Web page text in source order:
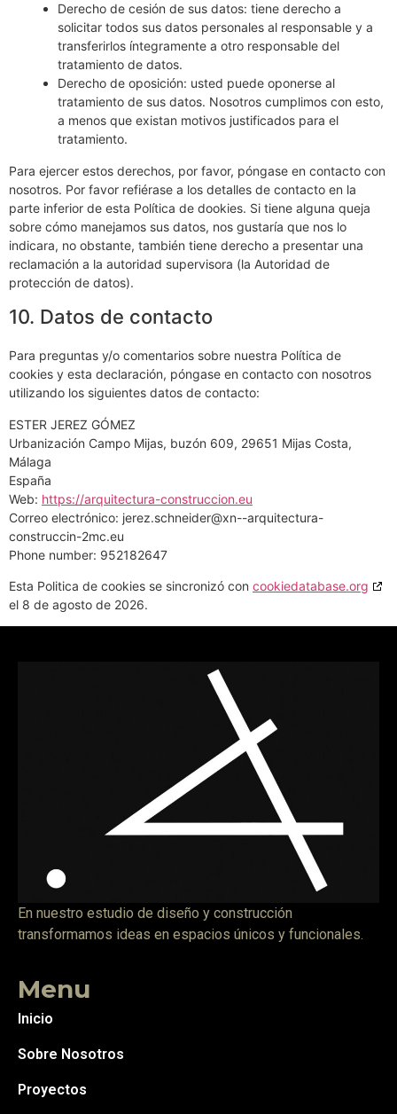
Derecho de cesión de sus datos: tiene derecho a
solicitar todos sus datos personales al responsable y a
transferirlos íntegramente a otro responsable del
tratamiento de datos.
Derecho de oposición: usted puede oponerse al
tratamiento de sus datos. Nosotros cumplimos con esto,
a menos que existan motivos justificados para el
tratamiento.
Para ejercer estos derechos, por favor, póngase en contacto con
nosotros. Por favor refiérase a los detalles de contacto en la
parte inferior de esta Política de dookies. Si tiene alguna queja
sobre cómo manejamos sus datos, nos gustaría que nos lo
indicara, no obstante, también tiene derecho a presentar una
reclamación a la autoridad supervisora (la Autoridad de
protección de datos).
10. Datos de contacto
Para preguntas y/o comentarios sobre nuestra Política de
cookies y esta declaración, póngase en contacto con nosotros
utilizando los siguientes datos de contacto:
ESTER JEREZ GÓMEZ
Urbanización Campo Mijas, buzón 609, 29651 Mijas Costa,
Málaga
España
Web: https://arquitectura-construccion.eu
Correo electrónico: jerez.schneider@xn--arquitectura-
construccin-2mc.eu
Phone number: 952182647
Esta Politica de cookies se sincronizó con cookiedatabase.org
el 8 de agosto de 2026.
En nuestro estudio de diseño y construcción
transformamos ideas en espacios únicos y funcionales.
Menu
Inicio
Sobre Nosotros
Proyectos